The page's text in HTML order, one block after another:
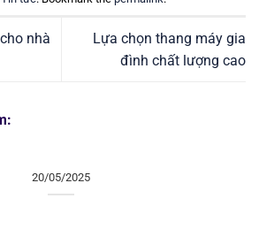
nhà
Lựa chọn thang máy gia
đình chất lượng cao
20/05/2025